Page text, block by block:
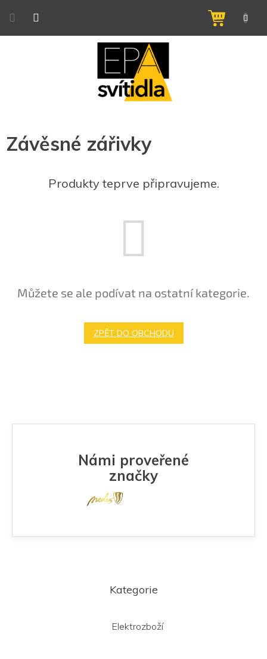
NÁKUPNÍ
KOŠÍK
Závěsné zářivky
Produkty teprve připravujeme.
Můžete se ale podívat na ostatní kategorie.
ZPĚT DO OBCHODU
Námi proveřené
značky
Kategorie
Elektrozboží